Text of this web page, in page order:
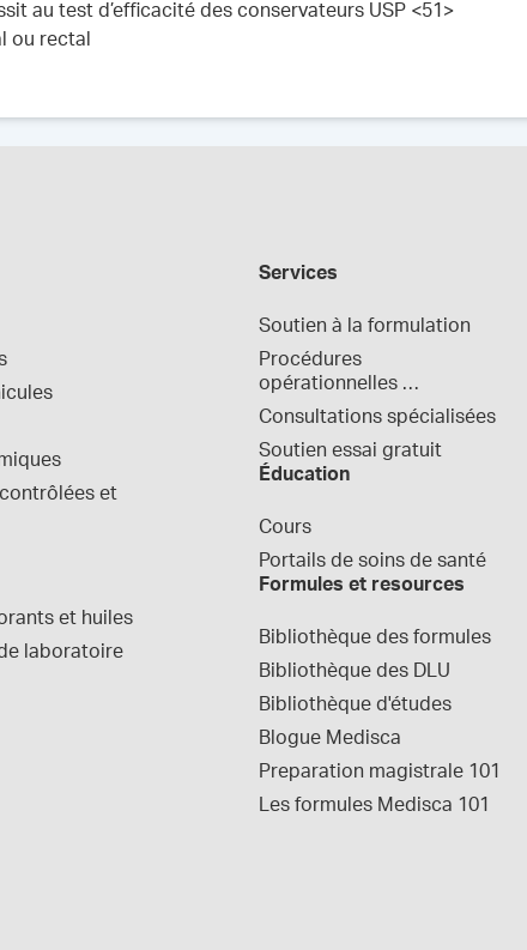
au test d’efficacité des conservateurs USP <51>
ou rectal
et
et huiles
laboratoire
Services
Soutien à la formulation
Procédures
opérationnelles
normalisées
Consultations spécialisées
Soutien essai gratuit
Éducation
Cours
Portails de soins de santé
Formules et resources
Bibliothèque des formules
Bibliothèque des DLU
Bibliothèque d'études
Blogue Medisca
Preparation magistrale 101
Les formules Medisca 101